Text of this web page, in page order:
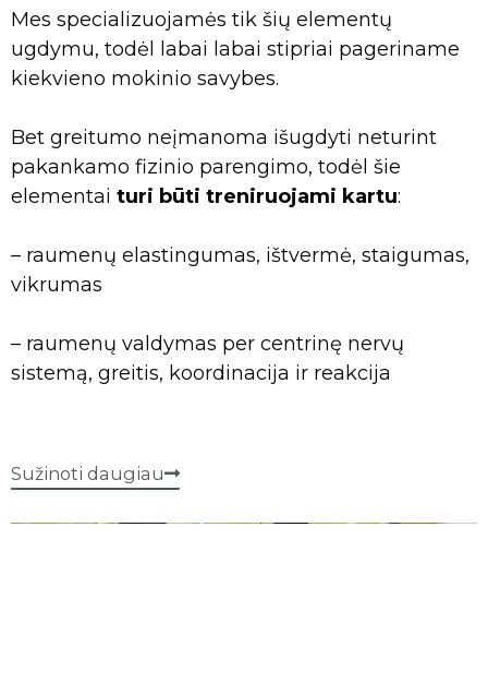
Mes specializuojamės tik šių elementų
ugdymu, todėl labai labai stipriai pageriname
kiekvieno mokinio savybes.
Bet greitumo neįmanoma išugdyti neturint
pakankamo fizinio parengimo, todėl šie
elementai turi būti treniruojami kartu:
– raumenų elastingumas, ištvermė, staigumas,
vikrumas
– raumenų valdymas per centrinę nervų
sistemą, greitis, koordinacija ir reakcija
Sužinoti daugiau